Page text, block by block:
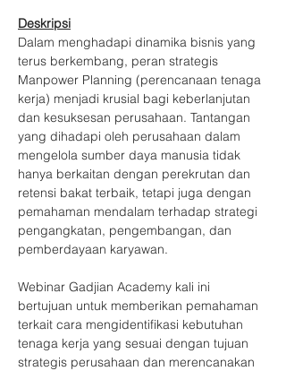
Deskripsi
Dalam menghadapi dinamika bisnis yang
terus berkembang, peran strategis
Manpower Planning (perencanaan tenaga
kerja) menjadi krusial bagi keberlanjutan
dan kesuksesan perusahaan. Tantangan
yang dihadapi oleh perusahaan dalam
mengelola sumber daya manusia tidak
hanya berkaitan dengan perekrutan dan
retensi bakat terbaik, tetapi juga dengan
pemahaman mendalam terhadap strategi
pengangkatan, pengembangan, dan
pemberdayaan karyawan.
Webinar Gadjian Academy kali ini
bertujuan untuk memberikan pemahaman
terkait cara mengidentifikasi kebutuhan
tenaga kerja yang sesuai dengan tujuan
strategis perusahaan dan merencanakan